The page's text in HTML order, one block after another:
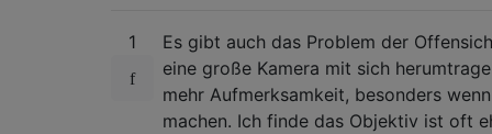
1
Es gibt auch das Problem der
eine große Kamera mit sich
mehr Aufmerksamkeit, besonders
machen. Ich finde das Objektiv ist oft